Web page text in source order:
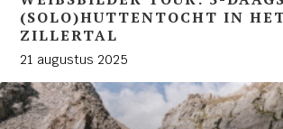
(SOLO)HUTTENTOCHT IN
ZILLERTAL
21 augustus 2025